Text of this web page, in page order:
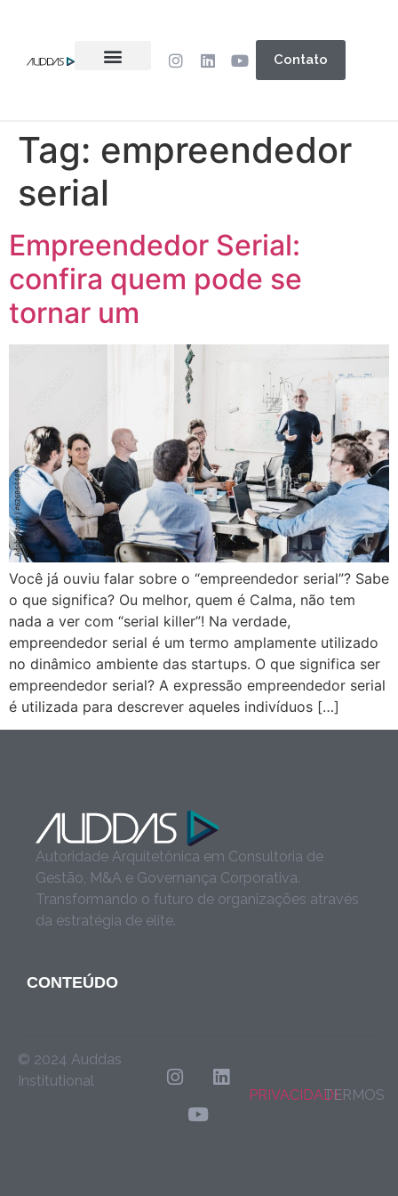
Contato
Tag: empreendedor
serial
Empreendedor Serial:
confira quem pode se
tornar um
Você já ouviu falar sobre o “empreendedor serial”? Sabe
o que significa? Ou melhor, quem é Calma, não tem
nada a ver com “serial killer”! Na verdade,
empreendedor serial é um termo amplamente utilizado
no dinâmico ambiente das startups. O que significa ser
empreendedor serial? A expressão empreendedor serial
é utilizada para descrever aqueles indivíduos […]
Autoridade Arquitetônica em Consultoria de
Gestão, M&A e Governança Corporativa.
Transformando o futuro de organizações através
da estratégia de elite.
CONTEÚDO
© 2024 Auddas
Institutional
PRIVACIDADETERMOS